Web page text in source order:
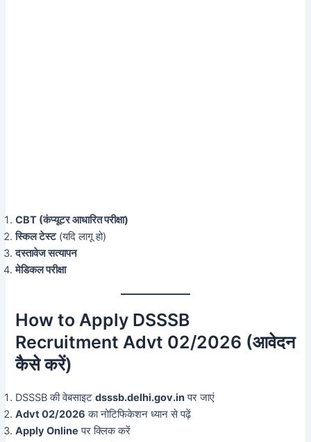
CBT (कंप्यूटर आधारित परीक्षा)
स्किल टेस्ट(यदि लागू हो)
दस्तावेज सत्यापन
मेडिकल परीक्षा
How to Apply DSSSB
Recruitment Advt 02/2026 (आवेदन
कैसे करें)
DSSSB की वेबसाइटdsssb.delhi.gov.inपर जाएं
Advt 02/2026 का नोटिफिकेशन ध्यान से पढ़ें
Apply Online पर क्लिक करें